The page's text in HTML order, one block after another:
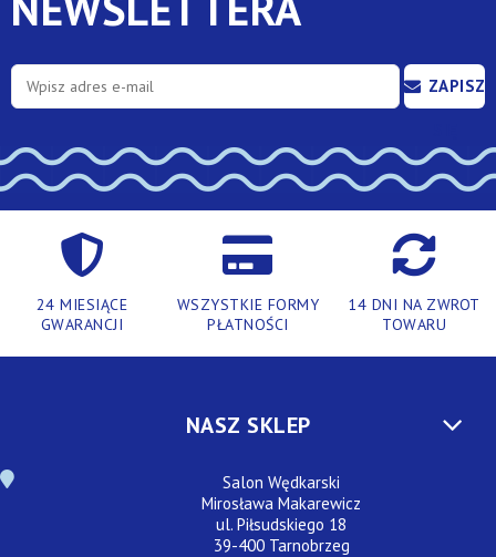
ZAPISZ
24 MIESIĄCE
GWARANCJI
WSZYSTKIE FORMY
PŁATNOŚCI
14 DNI NA ZWROT
TOWARU
NASZ SKLEP
Salon Wędkarski
Mirosława Makarewicz
ul. Piłsudskiego 18
39-400 Tarnobrzeg